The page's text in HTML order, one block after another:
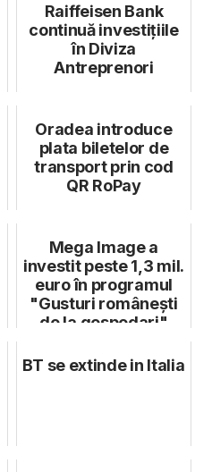
Raiffeisen Bank
continuă investițiile
în Diviza
Antreprenori
Oradea introduce
plata biletelor de
transport prin cod
QR RoPay
Mega Image a
investit peste 1,3 mil.
euro în programul
"Gusturi românești
de la gospodari"
BT se extinde in Italia